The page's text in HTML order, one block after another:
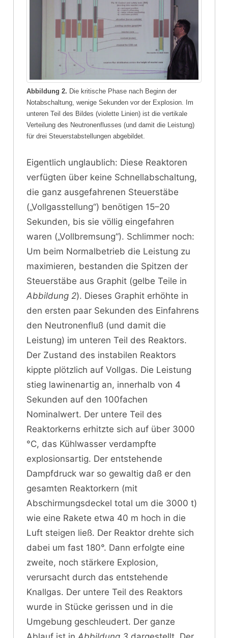
Abbildung 2. Die kritische Phase nach Beginn der
Notabschaltung, wenige Sekunden vor der Explosion. Im
unteren Teil des Bildes (violette Linien) ist die vertikale
Verteilung des Neutronenflusses (und damit die Leistung)
für drei Steuerstabstellungen abgebildet.
Eigentlich unglaublich: Diese Reaktoren
verfügten über keine Schnellabschaltung,
die ganz ausgefahrenen Steuerstäbe
(„Vollgasstellung“) benötigen 15–20
Sekunden, bis sie völlig eingefahren
waren („Vollbremsung“). Schlimmer noch:
Um beim Normalbetrieb die Leistung zu
maximieren, bestanden die Spitzen der
Steuerstäbe aus Graphit (gelbe Teile in
Abbildung 2). Dieses Graphit erhöhte in
den ersten paar Sekunden des Einfahrens
den Neutronenfluß (und damit die
Leistung) im unteren Teil des Reaktors.
Der Zustand des instabilen Reaktors
kippte plötzlich auf Vollgas. Die Leistung
stieg lawinenartig an, innerhalb von 4
Sekunden auf den 100fachen
Nominalwert. Der untere Teil des
Reaktorkerns erhitzte sich auf über 3000
°C, das Kühlwasser verdampfte
explosionsartig. Der entstehende
Dampfdruck war so gewaltig daß er den
gesamten Reaktorkern (mit
Abschirmungsdeckel total um die 3000 t)
wie eine Rakete etwa 40 m hoch in die
Luft steigen ließ. Der Reaktor drehte sich
dabei um fast 180°. Dann erfolgte eine
zweite, noch stärkere Explosion,
verursacht durch das entstehende
Knallgas. Der untere Teil des Reaktors
wurde in Stücke gerissen und in die
Umgebung geschleudert. Der ganze